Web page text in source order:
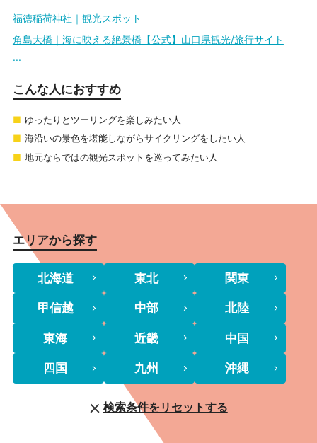
福徳稲荷神社｜観光スポット
角島大橋｜海に映える絶景橋【公式】山口県観光/旅行サイト
...
こんな人におすすめ
ゆったりとツーリングを楽しみたい人
海沿いの景色を堪能しながらサイクリングをしたい人
地元ならではの観光スポットを巡ってみたい人
エリアから探す
北海道 東北 関東
甲信越 中部 北陸
東海 近畿 中国
四国 九州 沖縄
検索条件をリセットする